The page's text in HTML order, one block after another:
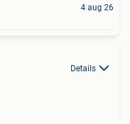
4 aug 26
Details